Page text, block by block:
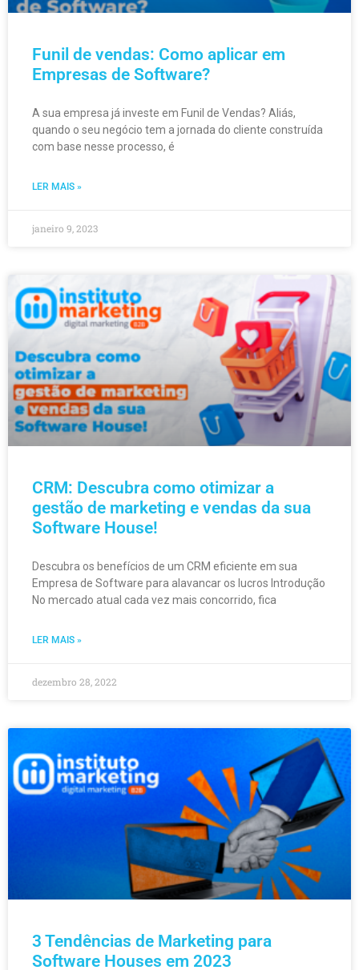
Funil de vendas: Como aplicar em
Empresas de Software?
A sua empresa já investe em Funil de Vendas? Aliás,
quando o seu negócio tem a jornada do cliente construída
com base nesse processo, é
LER MAIS »
janeiro 9, 2023
CRM: Descubra como otimizar a
gestão de marketing e vendas da sua
Software House!
Descubra os benefícios de um CRM eficiente em sua
Empresa de Software para alavancar os lucros Introdução
No mercado atual cada vez mais concorrido, fica
LER MAIS »
dezembro 28, 2022
3 Tendências de Marketing para
Software Houses em 2023